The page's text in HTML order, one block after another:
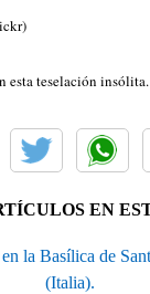
esta teselación
EN
la Basílica de
(Italia).